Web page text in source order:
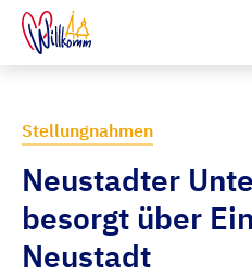
Stellungnahmen
Neustadter
besorgt über
Neustadt